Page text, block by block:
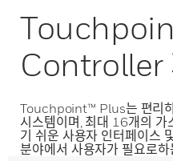
Controller
Touchpoint™ Plus는 편리하게
시스템이며, 최대 16개의
기 쉬운 사용자 인터페이스 및
분야에서 사용자가